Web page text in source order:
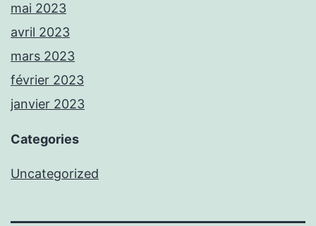
mai 2023
avril 2023
mars 2023
février 2023
janvier 2023
Categories
Uncategorized